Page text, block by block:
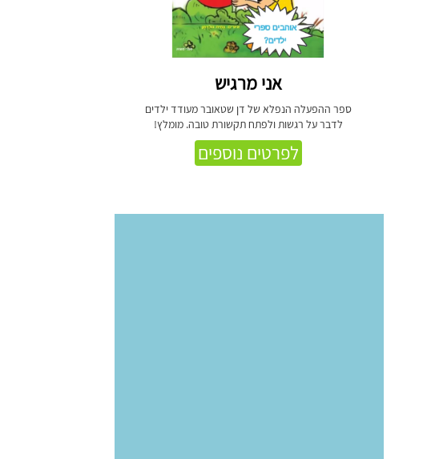
אני מרגיש
ספר ההפעלה הנפלא של דן שטאובר מעודד ילדים
לדבר על רגשות ולפתח תקשורת טובה. מומלץ!
לפרטים נוספים